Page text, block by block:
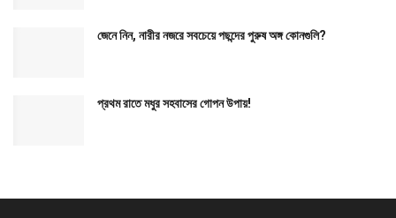
জেনে নিন, নারীর নজরে সবচেয়ে পছন্দের পুরুষ অঙ্গ কোনগুলি?
প্রথম রাতে মধুর সহবাসের গোপন উপায়!